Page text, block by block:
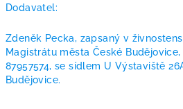
Dodavatel:
Zdeněk Pecka, zapsaný v
Magistrátu města České
87957574, se sídlem U Výstaviště
Budějovice.